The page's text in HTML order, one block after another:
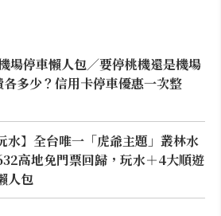
場停車懶人包／要停桃機還是機場
多少？信用卡停車優惠一次整
水】全台唯一「虎爺主題」叢林水
高地免門票回歸，玩水＋4大順遊
人包